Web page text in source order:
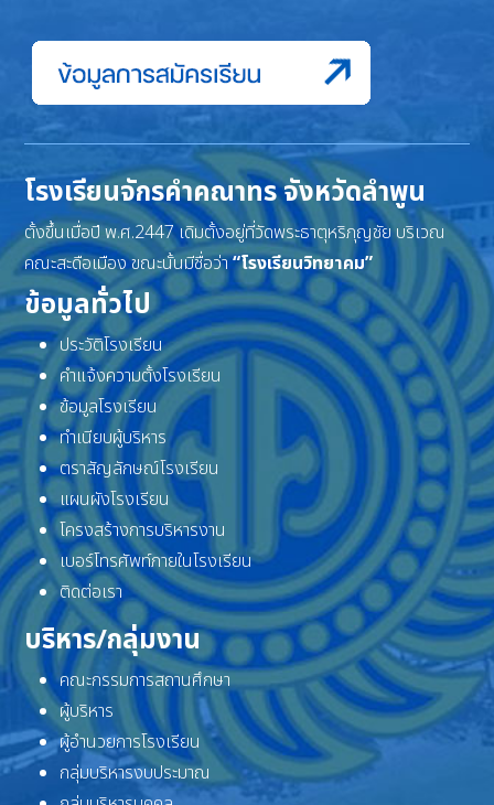
โรงเรียนจักรคำคณาทร จังหวัดลำพูน
ตั้งขึ้นเมื่อปี พ.ศ.2447 เดิมตั้งอยู่ที่วัดพระธาตุหริภุญชัย บริเวณ
คณะสะดือเมือง ขณะนั้นมีชื่อว่า“โรงเรียนวิทยาคม”
ข้อมูลทั่วไป
ประวัติโรงเรียน
คำแจ้งความตั้งโรงเรียน
ข้อมูลโรงเรียน
ทำเนียบผู้บริหาร
ตราสัญลักษณ์โรงเรียน
แผนผังโรงเรียน
โครงสร้างการบริหารงาน
เบอร์โทรศัพท์ภายในโรงเรียน
ติดต่อเรา
บริหาร/กลุ่มงาน
คณะกรรมการสถานศึกษา
ผู้บริหาร
ผู้อำนวยการโรงเรียน
กลุ่มบริหารงบประมาณ